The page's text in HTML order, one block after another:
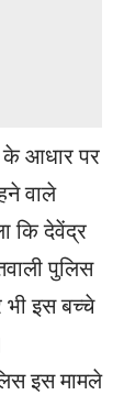
के आधार पर
वाले
कि देवेंद्र
पुलिस
भी इस बच्चे
इस मामले